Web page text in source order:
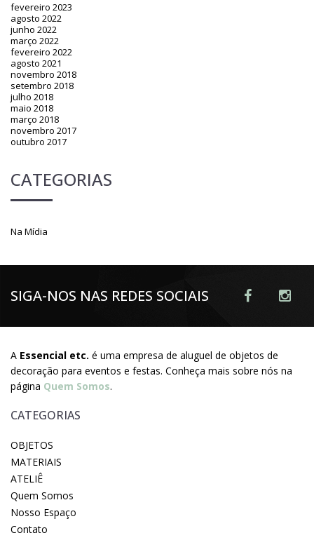
fevereiro 2023
agosto 2022
junho 2022
março 2022
fevereiro 2022
agosto 2021
novembro 2018
setembro 2018
julho 2018
maio 2018
março 2018
novembro 2017
outubro 2017
CATEGORIAS
Na Mídia
SIGA-NOS NAS REDES SOCIAIS
A Essencial etc. é uma empresa de aluguel de objetos de
decoração para eventos e festas. Conheça mais sobre nós na
página Quem Somos.
CATEGORIAS
OBJETOS
MATERIAIS
ATELIÊ
Quem Somos
Nosso Espaço
Contato